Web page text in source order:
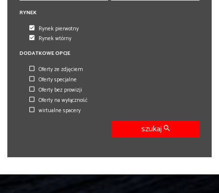
RYNEK
Rynek pierwotny
Rynek wtórny
DODATKOWE OPCJE
Oferty ze zdjęciem
Oferty specjalne
Oferty bez prowizji
Oferty na wyłączność
wirtualne spacery
szukaj